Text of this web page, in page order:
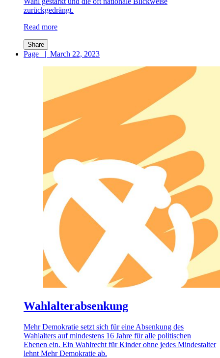
zurückgedrängt.
Read more
Share
Page | March 22, 2023
Wahlalterabsenkung
Mehr Demokratie setzt sich für eine Absenkung des
Wahlalters auf mindestens 16 Jahre für alle politischen
Ebenen ein. Ein Wahlrecht für Kinder ohne jedes Mindestalter
lehnt Mehr Demokratie ab.